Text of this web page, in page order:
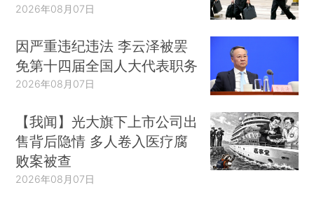
2026年08月07日
因严重违纪违法 李云泽被罢
免第十四届全国人大代表职务
2026年08月07日
【我闻】光大旗下上市公司出
售背后隐情 多人卷入医疗腐
败案被查
2026年08月07日